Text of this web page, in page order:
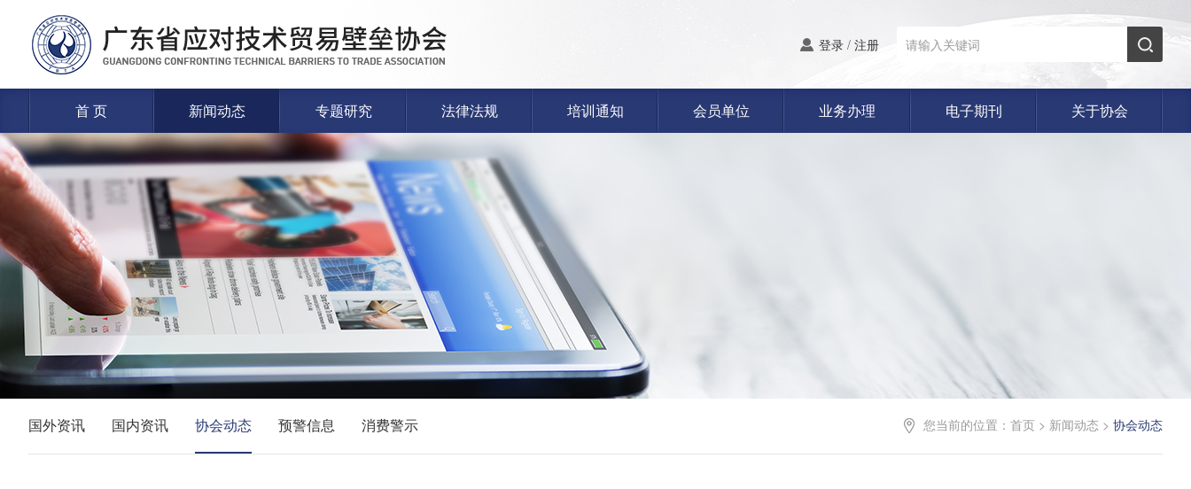
首 页 新闻动态 专题研究 法律法规 培训通知 会员单位 业务办理 电子期刊 关于协会
登录 / 注册
您当前的位置： 首页 > 新闻动态 > 协会动态
国外资讯 国内资讯 协会动态 预警信息 消费警示